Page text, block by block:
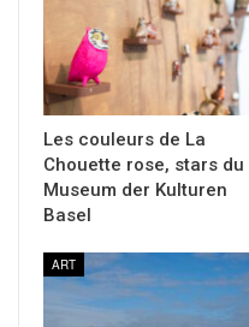
Les couleurs de La
Chouette rose, stars du
Museum der Kulturen
Basel
ART